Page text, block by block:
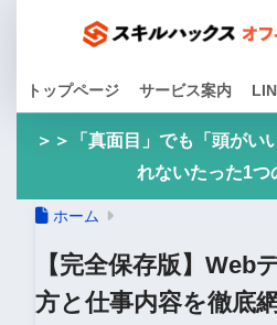
トップページ サービス案内
＞＞「真面目」でも「頭がい
れないたった1つ
ホーム
【完全保存版】Web
方と仕事内容を徹底